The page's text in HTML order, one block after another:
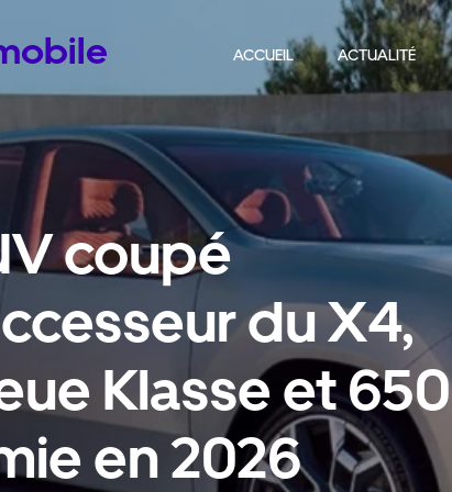
ACCUEIL ACTUALITÉ
coupé
du X4,
Klasse et 650
en 2026